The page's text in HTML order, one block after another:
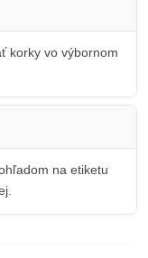
korky vo výbornom
na etiketu